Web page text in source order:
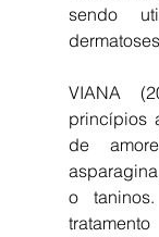
sendo
VIANA
princípios
de
o